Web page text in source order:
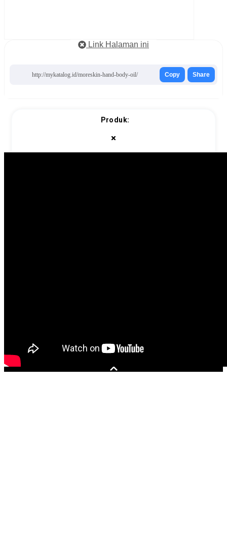
Link Halaman ini
http://mykatalog.id/moreskin-hand-body-oil/ Copy Share
Produk: